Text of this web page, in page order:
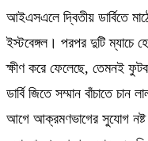
আইএসএলে দ্বিতীয় ডার্বিতে
ইস্টবেঙ্গল। পরপর দুটি ম্যাচে
ক্ষীণ করে ফেলেছে, তেমনই
ডার্বি জিতে সম্মান বাঁচাতে চান
আগে আক্রমণভাগের সুযোগ নষ্ট